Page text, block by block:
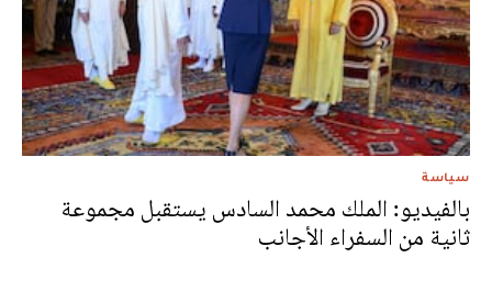
سياسة
بالفيديو: الملك محمد السادس يستقبل مجموعة
ثانية من السفراء الأجانب